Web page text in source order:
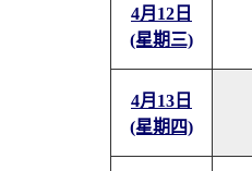
4月12日
(星期三)
4月13日
(星期四)